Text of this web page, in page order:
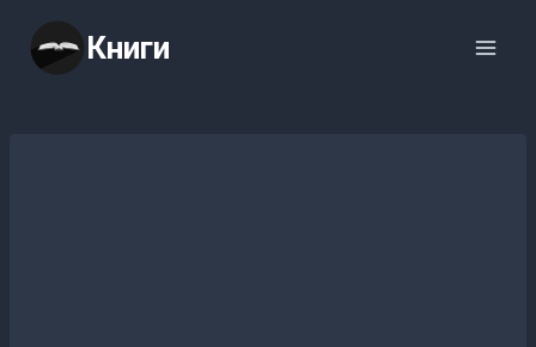
содержимому
Книги